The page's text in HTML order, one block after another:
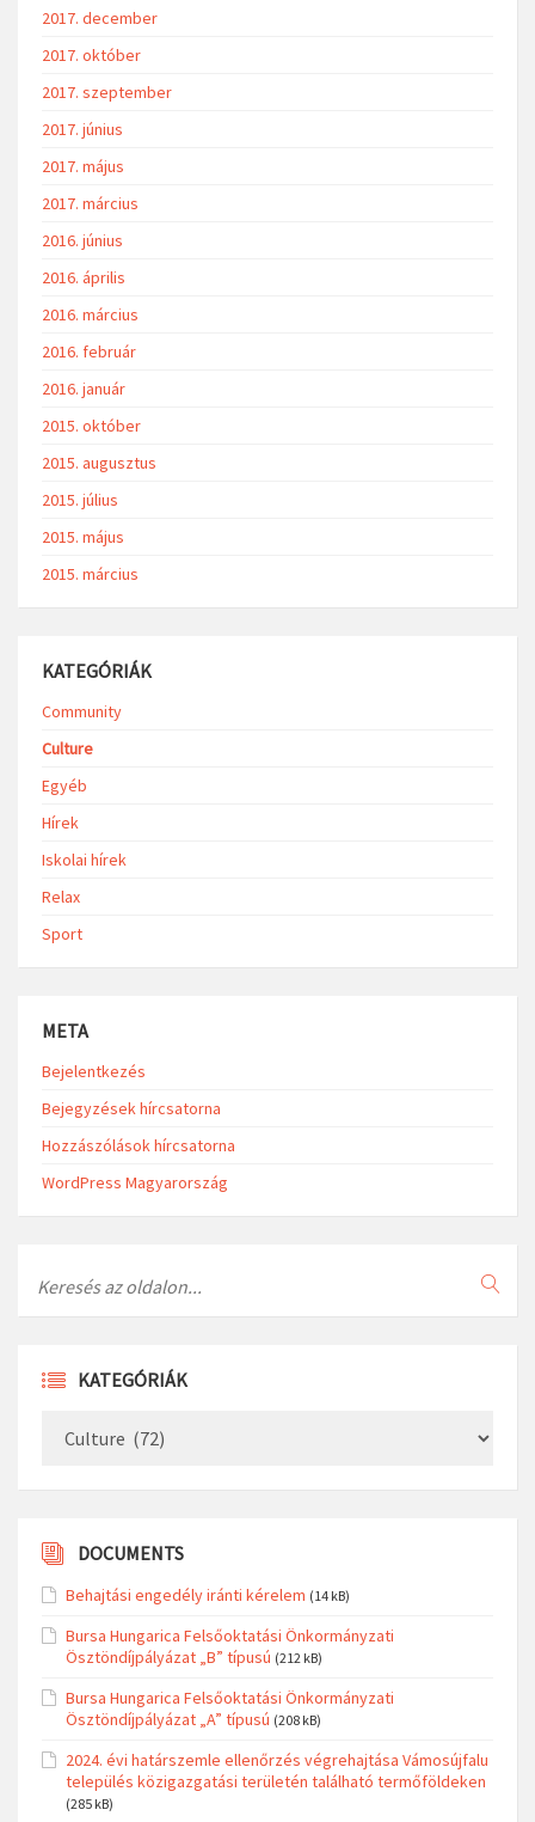
2017. december
2017. október
2017. szeptember
2017. június
2017. május
2017. március
2016. június
2016. április
2016. március
2016. február
2016. január
2015. október
2015. augusztus
2015. július
2015. május
2015. március
KATEGÓRIÁK
Community
Culture
Egyéb
Hírek
Iskolai hírek
Relax
Sport
META
Bejelentkezés
Bejegyzések hírcsatorna
Hozzászólások hírcsatorna
WordPress Magyarország
KATEGÓRIÁK
DOCUMENTS
Behajtási engedély iránti kérelem (14 kB)
Bursa Hungarica Felsőoktatási Önkormányzati
Ösztöndíjpályázat „B” típusú (212 kB)
Bursa Hungarica Felsőoktatási Önkormányzati
Ösztöndíjpályázat „A” típusú (208 kB)
2024. évi határszemle ellenőrzés végrehajtása Vámosújfalu
település közigazgatási területén található termőföldeken
(285 kB)